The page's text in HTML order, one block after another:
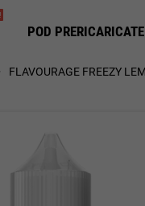
POD PRERICARICATE
FLAVOURAGE FREEZY